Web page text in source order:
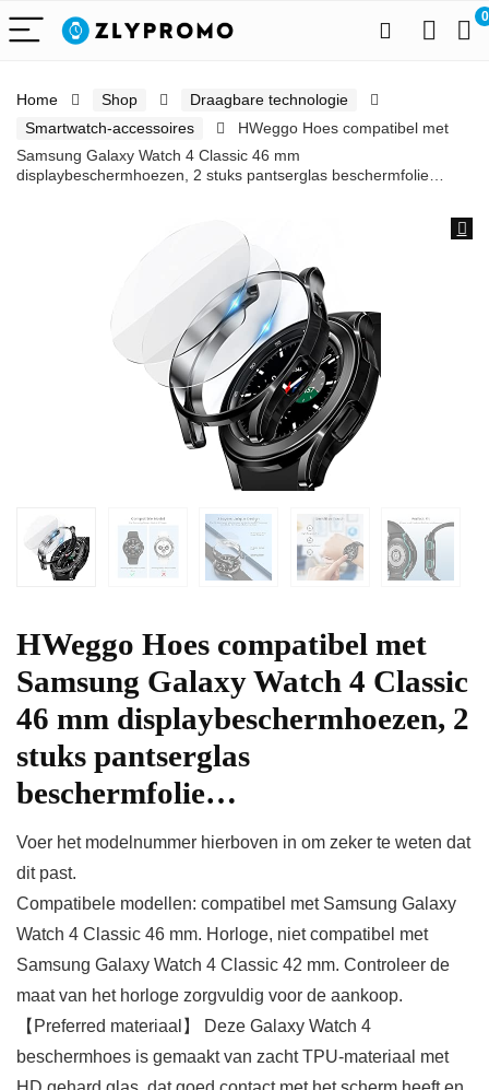
0
Home Shop
Draagbare technologie
Smartwatch-accessoires
HWeggo Hoes compatibel met
Samsung Galaxy Watch 4 Classic 46 mm
displaybeschermhoezen, 2 stuks pantserglas beschermfolie…
HWeggo Hoes compatibel met
Samsung Galaxy Watch 4 Classic
46 mm displaybeschermhoezen, 2
stuks pantserglas
beschermfolie…
Voer het modelnummer hierboven in om zeker te weten dat
dit past.
Compatibele modellen: compatibel met Samsung Galaxy
Watch 4 Classic 46 mm. Horloge, niet compatibel met
Samsung Galaxy Watch 4 Classic 42 mm. Controleer de
maat van het horloge zorgvuldig voor de aankoop.
【Preferred materiaal】 Deze Galaxy Watch 4
beschermhoes is gemaakt van zacht TPU-materiaal met